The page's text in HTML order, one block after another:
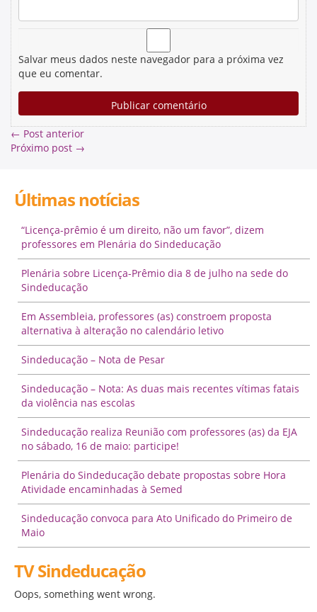
Salvar meus dados neste navegador para a próxima vez
que eu comentar.
← Post anterior
Próximo post →
Últimas notícias
“Licença-prêmio é um direito, não um favor”, dizem
professores em Plenária do Sindeducação
Plenária sobre Licença-Prêmio dia 8 de julho na sede do
Sindeducação
Em Assembleia, professores (as) constroem proposta
alternativa à alteração no calendário letivo
Sindeducação – Nota de Pesar
Sindeducação – Nota: As duas mais recentes vítimas fatais
da violência nas escolas
Sindeducação realiza Reunião com professores (as) da EJA
no sábado, 16 de maio: participe!
Plenária do Sindeducação debate propostas sobre Hora
Atividade encaminhadas à Semed
Sindeducação convoca para Ato Unificado do Primeiro de
Maio
TV Sindeducação
Oops, something went wrong.